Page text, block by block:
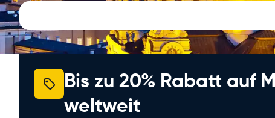
Bis zu 20% Rabatt auf
weltweit